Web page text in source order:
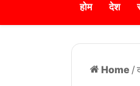
होम देश
Home /